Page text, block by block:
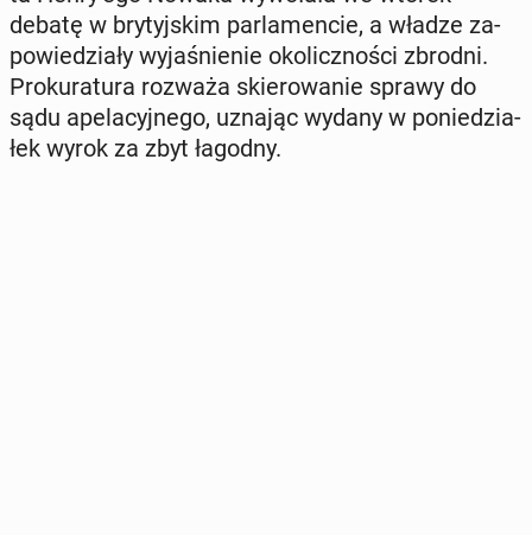
debatę w bry­tyj­skim par­la­men­cie, a władze za­
po­wie­dzia­ły wy­ja­śnie­nie oko­licz­no­ści zbrodni.
Pro­ku­ra­tu­ra rozważa skie­ro­wa­nie sprawy do
sądu ape­la­cyj­ne­go, uznając wydany w po­nie­dzia­
łek wyrok za zbyt łagodny.